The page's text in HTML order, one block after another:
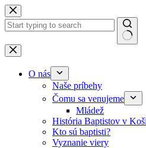
Skip to content
No results
O nás
Naše príbehy
Čomu sa venujeme
Mládež
História Baptistov v
Kto sú baptisti?
Vyznanie viery